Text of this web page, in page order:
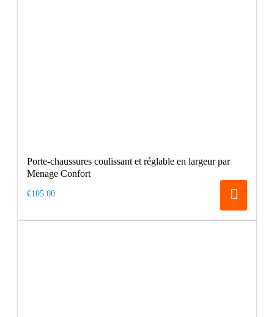
Porte-chaussures coulissant et réglable en largeur par
Menage Confort
€105.00